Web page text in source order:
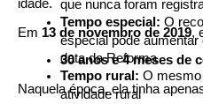
que nunca foram
Tempo especial: O
especial pode
data da Reforma
Tempo rural: O
atividade rural
idade.
Em 13 de novembro de 2019,
30 anos e 4 meses de
Naquela época, ela tinha